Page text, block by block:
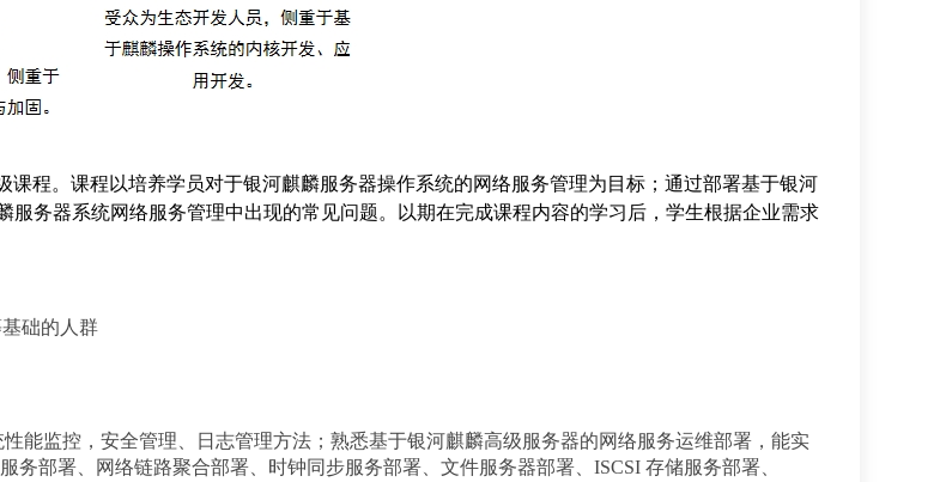
程。课程以培养学员对于银河麒麟服务器操作系统的网络服务管理为目标；通过部署基于银河
务器系统网络服务管理中出现的常见问题。以期在完成课程内容的学习后，学生根据企业需求
础的人群
能监控，安全管理、日志管理方法；熟悉基于银河麒麟高级服务器的网络服务运维部署，能实
务部署、网络链路聚合部署、时钟同步服务部署、文件服务器部署、ISCSI 存储服务部署、